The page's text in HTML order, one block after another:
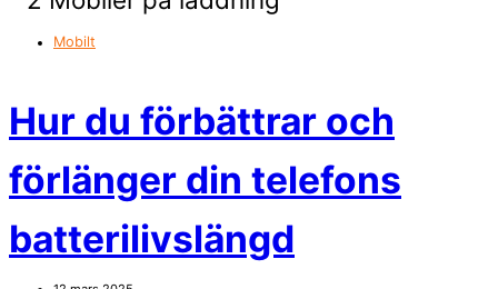
Mobilt
Hur du förbättrar och
förlänger din telefons
batterilivslängd